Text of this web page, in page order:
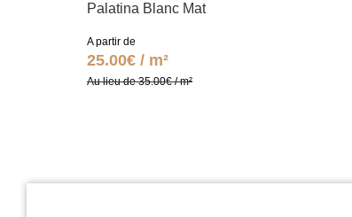
Palatina Blanc Mat
A partir de
25.00€ / m²
Au lieu de 35.00€ / m²